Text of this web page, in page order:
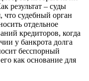
результат – суды
что судебный орган
отдельное
кредиторов, когда
у банкрота долга
бесспорный
как основание для